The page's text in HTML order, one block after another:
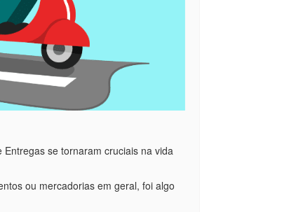
se tornaram cruciais na vida
ou mercadorias em geral, foi algo